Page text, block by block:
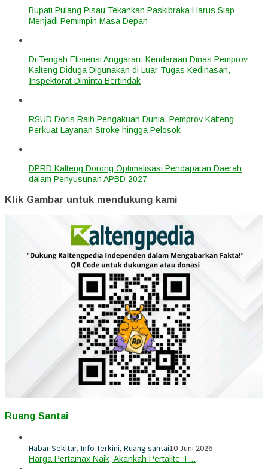
Bupati Pulang Pisau Tekankan Paskibraka Harus Siap
Menjadi Pemimpin Masa Depan
Di Tengah Efisiensi Anggaran, Kendaraan Dinas Pemprov
Kalteng Diduga Digunakan di Luar Tugas Kedinasan,
Inspektorat Diminta Bertindak
RSUD Doris Raih Pengakuan Dunia, Pemprov Kalteng
Perkuat Layanan Stroke hingga Pelosok
DPRD Kalteng Dorong Optimalisasi Pendapatan Daerah
dalam Penyusunan APBD 2027
Klik Gambar untuk mendukung kami
Ruang Santai
Habar Sekitar, Info Terkini, Ruang santai10 Juni 2026
Harga Pertamax Naik, Akankah Pertalite T…